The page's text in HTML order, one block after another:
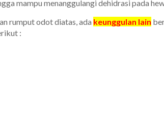
mampu menanggulangi dehidrasi pada
rumput odot diatas, ada keunggulan lain
: